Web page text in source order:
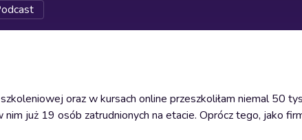
oraz w kursach online przeszkoliłam niemal 50
już 19 osób zatrudnionych na etacie. Oprócz tego, jako